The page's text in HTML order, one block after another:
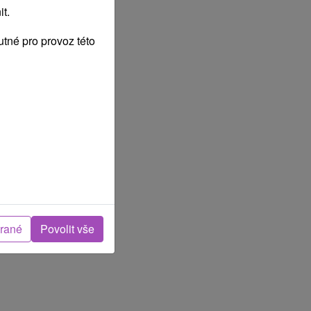
pro provoz této
Povolit vše